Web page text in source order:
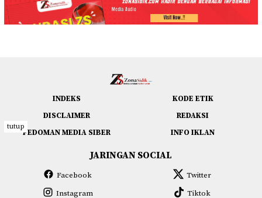
INDEKS
KODE ETIK
DISCLAIMER
REDAKSI
PEDOMAN MEDIA SIBER
INFO IKLAN
JARINGAN SOCIAL
Facebook
Twitter
Instagram
Tiktok
tutup